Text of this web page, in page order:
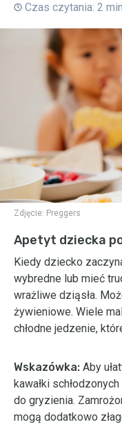
Czas czytania: 2 min
Zdjęcie: Preggers
Apetyt dziecka
Kiedy dziecko
wybredne lub mieć
wrażliwe dziąsła.
żywieniowe. Wiele
chłodne jedzenie,
Wskazówka: Aby
kawałki
do gryzienia.
mogą dodatkowo